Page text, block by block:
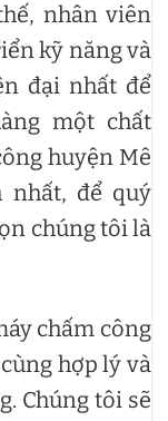
nhân viên
kỹ năng và
đại nhất để
một chất
huyện Mê
nhất, để quý
chúng tôi là
chấm công
hợp lý và
Chúng tôi sẽ